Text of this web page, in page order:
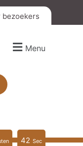
bezoekers
Menu
40 Sec